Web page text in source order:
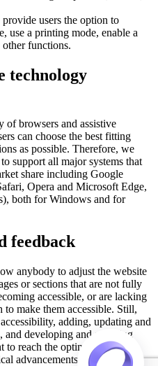
users the option to
use a printing mode, enable a
functions.
technology
of browsers and assistive
can choose the best fitting
as possible. Therefore, we
support all major systems that
share including Google
Opera and Microsoft Edge,
both for Windows and for
feedback
anybody to adjust the website
or sections that are not fully
accessible, or are lacking
to make them accessible. Still,
adding, updating and
and developing and adopting
to reach the optimal level of
advancements. For any